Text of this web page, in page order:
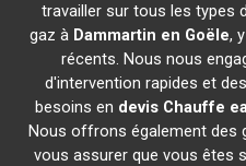
travailler sur tous les types
gaz à Dammartin en Goële,
récents. Nous nous
d'intervention rapides et
besoins en devis Chauffe
Nous offrons également des
vous assurer que vous êtes